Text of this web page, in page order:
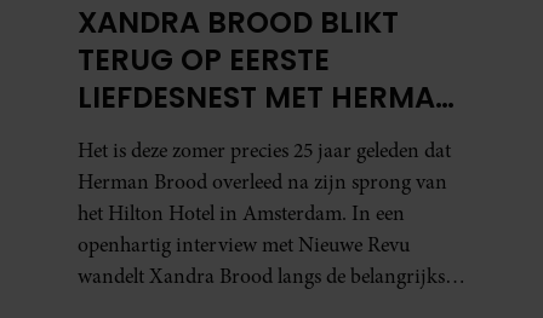
XANDRA BROOD BLIKT
TERUG OP EERSTE
LIEFDESNEST MET HERMAN
BROOD: “HIER IS LOLA
GEBOREN”
Het is deze zomer precies 25 jaar geleden dat
Herman Brood overleed na zijn sprong van
het Hilton Hotel in Amsterdam. In een
openhartig interview met Nieuwe Revu
wandelt Xandra Brood langs de belangrijkste